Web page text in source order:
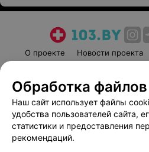
О проекте Новости проекта
Пользовательское
Вакансии
Написать
Обработка
Наш сайт использует файлы
удобства пользователей сайта,
статистики и предоставления
рекомендаций.